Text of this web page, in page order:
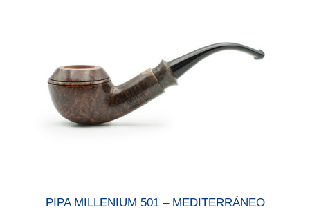
PIPA MILLENIUM 501 – MEDITERRÁNEO